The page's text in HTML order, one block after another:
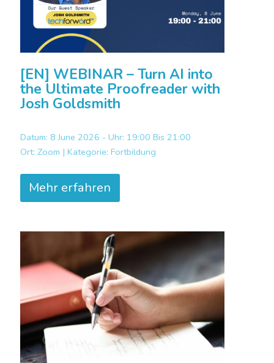
[EN] WEBINAR – Turn AI into
the Ultimate Proofreader with
Josh Goldsmith
Datum: 8 June 2026 - Uhr: 19:00 Bis 21:00
Ort: Zoom | Kategorie: Fortbildung
Mehr erfahren